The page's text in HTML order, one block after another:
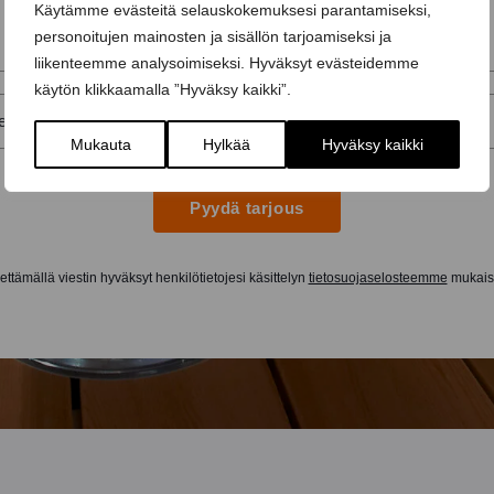
Käytämme evästeitä selauskokemuksesi parantamiseksi,
personoitujen mainosten ja sisällön tarjoamiseksi ja
liikenteemme analysoimiseksi. Hyväksyt evästeidemme
käytön klikkaamalla ”Hyväksy kaikki”.
Mukauta Hylkää Hyväksy kaikki
Pyydä tarjous
viestin hyväksyt henkilötietojesi käsittelyn tietosuojaselosteemme